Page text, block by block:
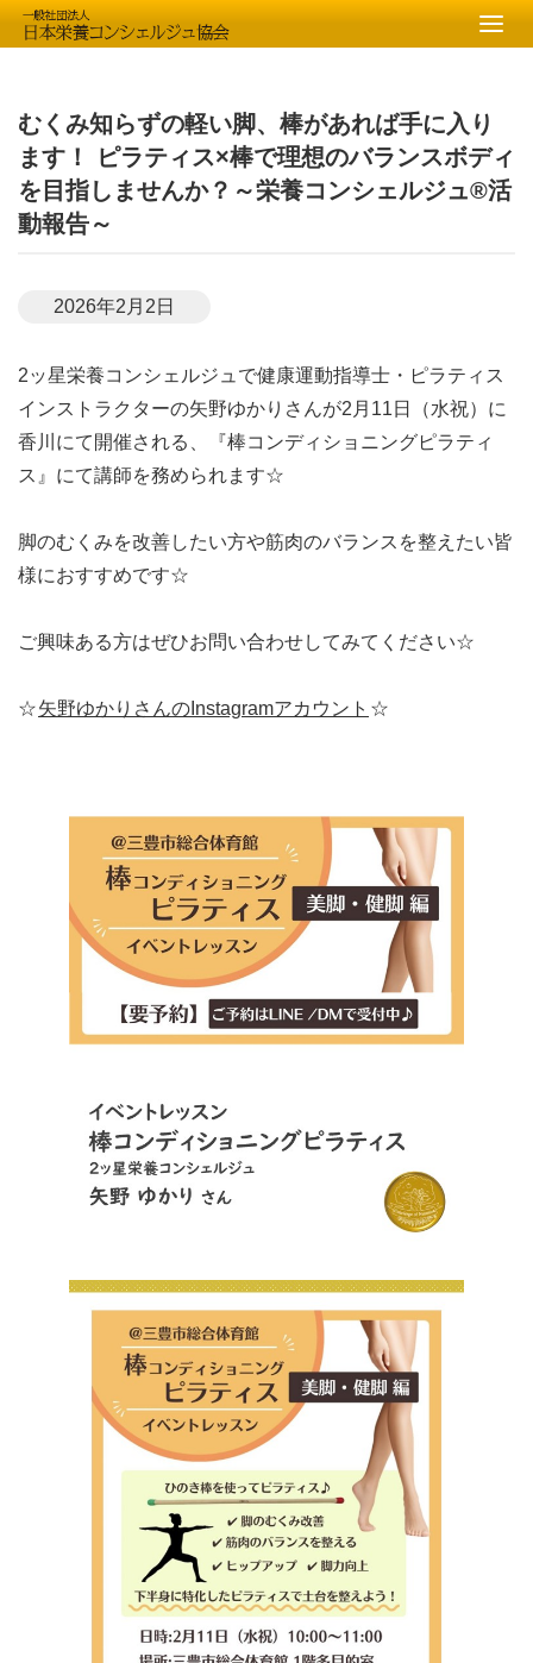
むくみ知らずの軽い脚、棒があれば手に入り
ます！ ピラティス×棒で理想のバランスボディ
を目指しませんか？～栄養コンシェルジュ®活
動報告～
2026年2月2日
2ッ星栄養コンシェルジュで健康運動指導士・ピラティス
インストラクターの矢野ゆかりさんが2月11日（水祝）に
香川にて開催される、『棒コンディショニングピラティ
ス』にて講師を務められます☆
脚のむくみを改善したい方や筋肉のバランスを整えたい皆
様におすすめです☆
ご興味ある方はぜひお問い合わせしてみてください☆
☆矢野ゆかりさんのInstagramアカウント ☆